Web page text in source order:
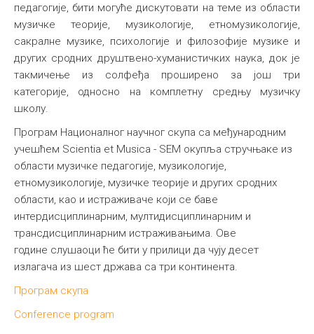
педагогије, бити могуће дискутовати на теме из области
музичке теорије, музикологије, етномузикологије,
сакралне музике, психологије и филозофије музике и
других сродних друштвено-хуманистичких наука, док је
такмичење из солфеђа проширено за још три
категорије, односно на комплетну средњу музичку
школу.
Програм Националног научног скупа са међународним
учешћем Scientia et Musica - SEM окупља стручњаке из
области музичке педагогије, музикологије,
етномузикологије, музичке теорије и других сродних
области, као и истраживаче који се баве
интердисциплинарним, мултидисциплинарним и
трансдисциплинарним истраживањима. Ове
године слушаоци ће бити у прилици да чују десет
излагача из шест држава са три континента.
Програм скупа
Conference program